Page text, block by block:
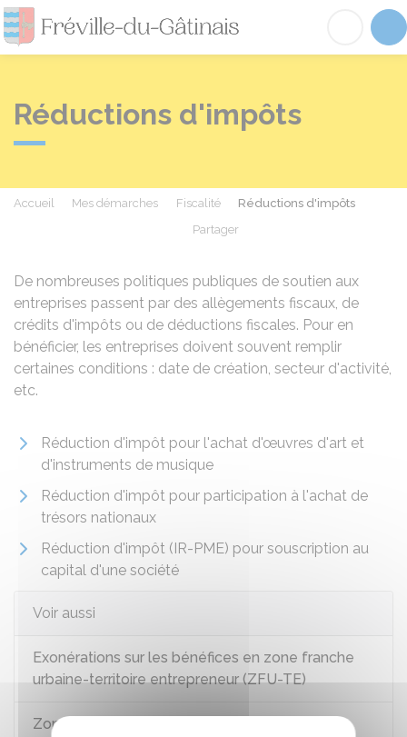
Fréville-du-
Réductions d'impôts
Accueil Mes démarches Fiscalité
Réductions d'impôts
Partager
De nombreuses politiques publiques de soutien aux
entreprises passent par des allègements fiscaux, de
crédits d'impôts ou de déductions fiscales. Pour en
bénéficier, les entreprises doivent souvent remplir
certaines conditions : date de création, secteur d'activité,
etc.
Réduction d'impôt pour l'achat d'œuvres d'art et
d'instruments de musique
Réduction d'impôt pour participation à l'achat de
trésors nationaux
Réduction d'impôt (IR-PME) pour souscription au
capital d'une société
Voir aussi
Exonérations sur les bénéfices en zone franche
urbaine-territoire entrepreneur (ZFU-TE)
Zones France ruralités revitalisation (ZFRR) et